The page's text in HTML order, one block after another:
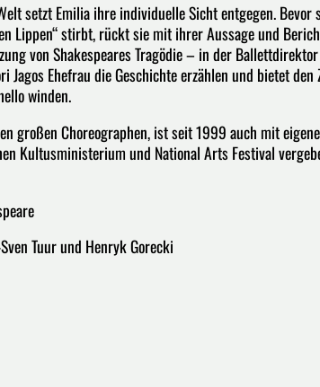
setzt Emilia ihre individuelle Sicht entgegen. Bevor
Lippen“ stirbt, rückt sie mit ihrer Aussage und
von Shakespeares Tragödie – in der
Ehefrau die Geschichte erzählen und bietet den
winden.
großen Choreographen, ist seit 1999 auch mit
Kultusministerium und National Arts Festival
Tuur und Henryk Gorecki